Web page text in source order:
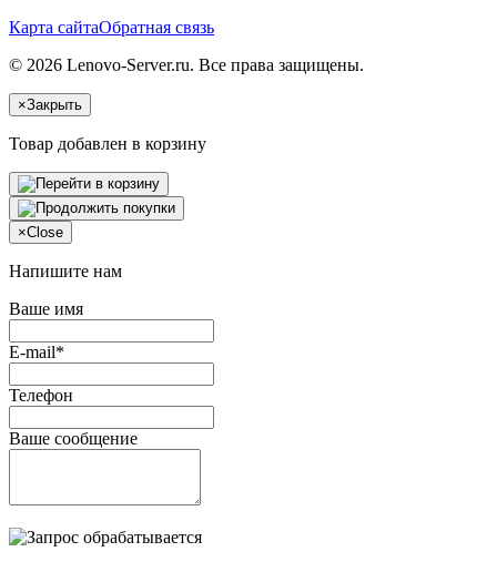
Карта сайтаОбратная связь
© 2026 Lenovo-Server.ru. Все права защищены.
×Закрыть
Товар добавлен в корзину
×Close
Напишите нам
Ваше имя
E-mail*
Телефон
Ваше сообщение